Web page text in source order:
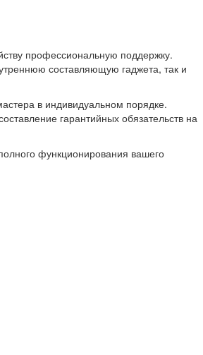
профессиональную поддержку.
составляющую гаджета, так и
в индивидуальном порядке.
гарантийных обязательств на
функционирования вашего